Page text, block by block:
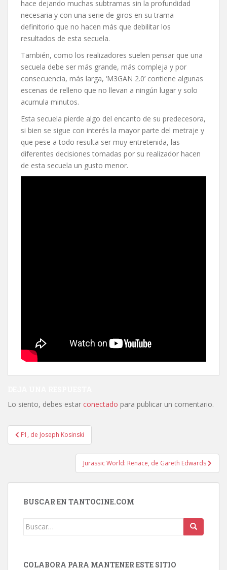
hace dejando muchas subtramas sin la profundidad
necesaria y con una serie de giros en su trama
definitorio que no hacen más que debilitar los
resultados de esta secuela.
También, como los realizadores suelen pensar que una
secuela debe ser más grande, más compleja y por
consecuencia, más larga, ‘M3GAN 2.0’ contiene algunas
escenas de relleno que no llevan a ningún lugar y solo
acumula minutos.
Esta secuela pierde algo del encanto de su predecesora,
si bien se sigue con interés la mayor parte del metraje y
que pese a todo resulta ser muy entretenida, las
diferentes decisiones tomadas por su realizador hacen
de esta secuela un gusto menor.
Lo siento, debes estar conectado para publicar un comentario.
Navegación
de
F1, de Joseph Kosinski
Jurassic World: Renace, de Gareth Edwards
BUSCAR EN TANTOCINE.COM
Buscar:
COLABORA PARA MANTENER ESTE SITIO